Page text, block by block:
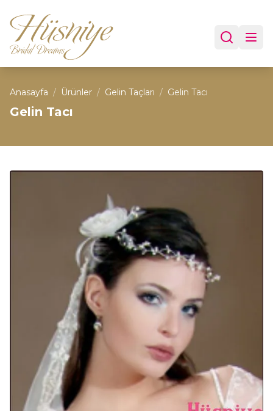
Anasayfa / Ürünler / Gelin Taçları / Gelin Tacı
Gelin Tacı